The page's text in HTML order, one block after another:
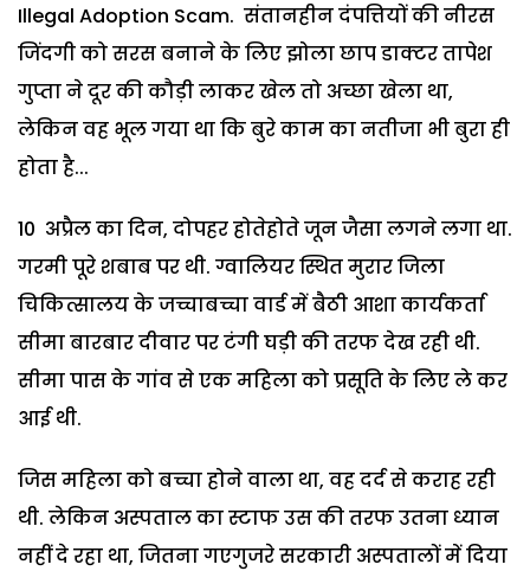
Illegal Adoption Scam. संतानहीन दंपत्तियों की नीरस
जिंदगी को सरस बनाने के लिए झोला छाप डाक्टर तापेश
गुप्ता ने दूर की कौड़ी लाकर खेल तो अच्छा खेला था,
लेकिन वह भूल गया था कि बुरे काम का नतीजा भी बुरा ही
होता है...
10 अप्रैल का दिन, दोपहर होतेहोते जून जैसा लगने लगा था.
गरमी पूरे शबाब पर थी. ग्वालियर स्थित मुरार जिला
चिकित्सालय के जच्चाबच्चा वार्ड में बैठी आशा कार्यकर्ता
सीमा बारबार दीवार पर टंगी घड़ी की तरफ देख रही थी.
सीमा पास के गांव से एक महिला को प्रसूति के लिए ले कर
आई थी.
जिस महिला को बच्चा होने वाला था, वह दर्द से कराह रही
थी. लेकिन अस्पताल का स्टाफ उस की तरफ उतना ध्यान
नहीं दे रहा था, जितना गएगुजरे सरकारी अस्पतालों में दिया